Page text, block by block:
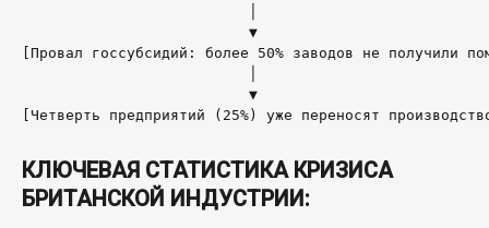
                          ▼
[Провал госсубсидий: более 50% заводов не получили
                          ▼
КЛЮЧЕВАЯ СТАТИСТИКА КРИЗИСА
БРИТАНСКОЙ ИНДУСТРИИ: